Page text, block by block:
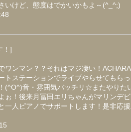
いけど、態度はでかいかもよ～(^_^;)
！]
ワンマン？？それはマジ凄い！
トステーションでライブやらせてもら
(^O^)音・雰囲気バッチリ☆またやりた
ぉ！後来月冨田エリちゃんがマリンデ
一人ピアノでサポートします！是非応